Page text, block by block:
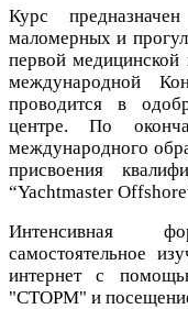
Курс
маломерных и
первой медицинской
международной
проводится в
центре. По
международного
присвоения
“Yachtmaster
Интенсивная
самостоятельное
интернет с
"СТОРМ" и посещение